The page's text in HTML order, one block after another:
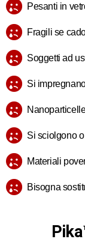
Pesanti in
Fragili se
Soggetti ad
Si
Si sciolgono
Materiali
Bisogna